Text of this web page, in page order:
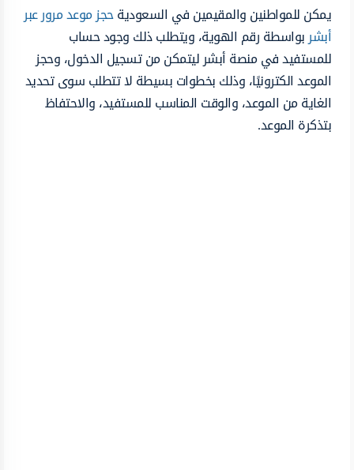
يمكن للمواطنين والمقيمين في السعوديةحجز موعد مرور عبر
أبشربواسطة رقم الهوية، ويتطلب ذلك وجود حساب
للمستفيد في منصة أبشر ليتمكن من تسجيل الدخول، وحجز
الموعد الكترونيًا، وذلك بخطوات بسيطة لا تتطلب سوى تحديد
الغاية من الموعد، والوقت المناسب للمستفيد، والاحتفاظ
بتذكرة الموعد.